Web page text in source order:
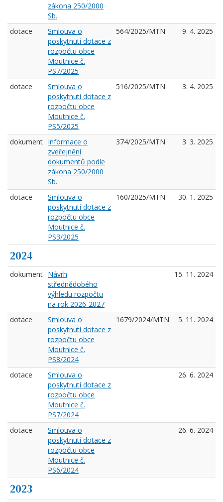
zákona 250/2000
Sb.
dotace
Smlouva o
poskytnutí dotace z
rozpočtu obce
Moutnice č.
PS7/2025
564/2025/MTN 9. 4. 2025
dotace
Smlouva o
poskytnutí dotace z
rozpočtu obce
Moutnice č.
PS5/2025
516/2025/MTN 3. 4. 2025
dokument Informace o
zveřejnění
dokumentů podle
zákona 250/2000
Sb.
374/2025/MTN 3. 3. 2025
dotace
Smlouva o
poskytnutí dotace z
rozpočtu obce
Moutnice č.
PS3/2025
160/2025/MTN 30. 1. 2025
2024
dokument Návrh
střednědobého
výhledu rozpočtu
na rok 2026-2027
15. 11. 2024
dotace
Smlouva o
poskytnutí dotace z
rozpočtu obce
Moutnice č.
PS8/2024
1679/2024/MTN 5. 11. 2024
dotace
Smlouva o
poskytnutí dotace z
rozpočtu obce
Moutnice č.
PS7/2024
26. 6. 2024
dotace
Smlouva o
poskytnutí dotace z
rozpočtu obce
Moutnice č.
PS6/2024
26. 6. 2024
2023